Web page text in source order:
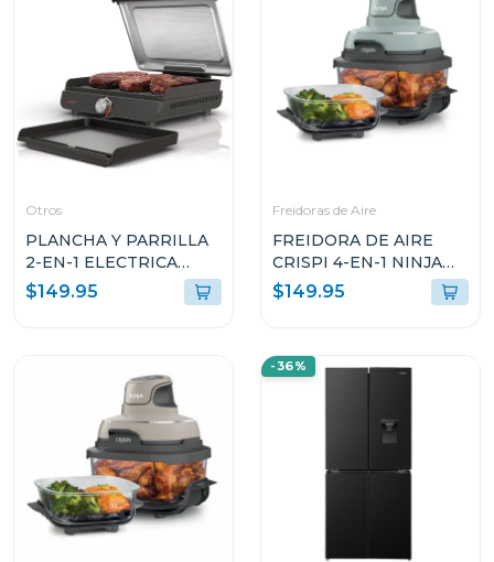
Otros
PLANCHA Y PARRILLA
2-EN-1 ELECTRICA
SIZZLE GR101
$149.95
Freidoras de Aire
FREIDORA DE AIRE
CRISPI 4-EN-1 NINJA
DE COLOR VERDE CON
RECIPIENTE DE
$149.95
-36%